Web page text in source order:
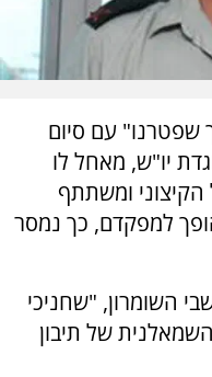
שפטרנו" עם סיום
יו"ש, מאחל לו
ומשתתף
למפקדם, כך נמסר
השומרון, "שחניכי
של תיבון